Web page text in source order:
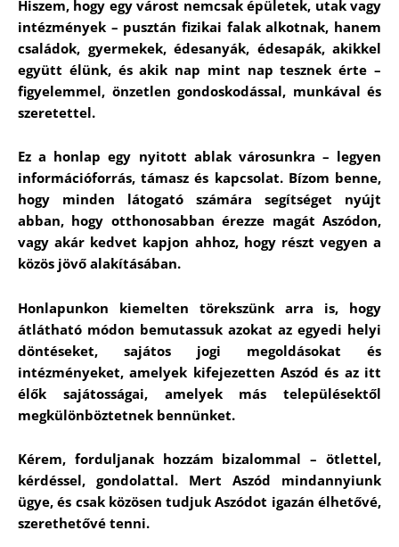
Hiszem, hogy egy várost nemcsak épületek, utak vagy
intézmények – pusztán fizikai falak alkotnak, hanem
családok, gyermekek, édesanyák, édesapák, akikkel
együtt élünk, és akik nap mint nap tesznek érte –
figyelemmel, önzetlen gondoskodással, munkával és
szeretettel.
Ez a honlap egy nyitott ablak városunkra – legyen
információforrás, támasz és kapcsolat. Bízom benne,
hogy minden látogató számára segítséget nyújt
abban, hogy otthonosabban érezze magát Aszódon,
vagy akár kedvet kapjon ahhoz, hogy részt vegyen a
közös jövő alakításában.
Honlapunkon kiemelten törekszünk arra is, hogy
átlátható módon bemutassuk azokat az egyedi helyi
döntéseket, sajátos jogi megoldásokat és
intézményeket, amelyek kifejezetten Aszód és az itt
élők sajátosságai, amelyek más településektől
megkülönböztetnek bennünket.
Kérem, forduljanak hozzám bizalommal – ötlettel,
kérdéssel, gondolattal. Mert Aszód mindannyiunk
ügye, és csak közösen tudjuk Aszódot igazán élhetővé,
szerethetővé tenni.